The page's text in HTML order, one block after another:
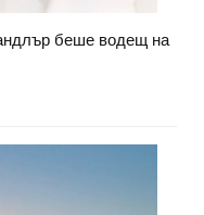
беше водещ на